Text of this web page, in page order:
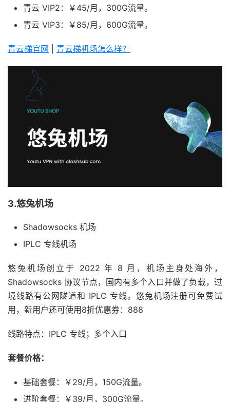
青云 VIP2：￥45/月，300G流量。
青云 VIP3：￥85/月，600G流量。
青云梯官网 青云梯机场怎么样？
3.悠兔机场
Shadowsocks 机场
IPLC 专线机场
悠兔机场创立于 2022 年 8 月，机场主身处海外，
Shadowsocks 协议节点，国内有多个入口并做了负载，过
境线路有公网隧道和 IPLC 专线。悠兔机场注册可免费试
用，新用户还可使用8折优惠券：888
线路特点：IPLC 专线；多个入口
套餐价格：
基础套餐：￥29/月，150G流量。
进阶套餐：￥39/月，300G流量。